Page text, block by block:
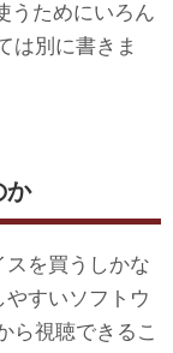
うためにいろん
は別に書きま
か
スを買うしかな
すいソフトウ
ら視聴できるこ